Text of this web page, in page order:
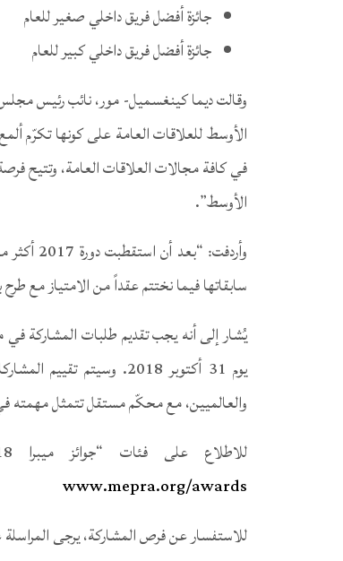
جائزة أفضل فريق داخلي صغير للعام
جائزة أفضل فريق داخلي كبير للعام
وقالت ديما كينغسميل- مور، نائب رئيس
الأوسط للعلاقات العامة على كونها تكرّم
في كافة مجالات العلاقات العامة، وتتيح
الأوسط”.
سابقاتها فيما نختتم عقداً من الامتياز مع
والعالميين، مع محكّم مستقل تتمثل مهمته
للاطلاع على فئات “جوائز ميبرا 2018” وقواعد وشروط المشاركة، يرجى زيارة الموقع الإلكتروني:
www.mepra.org/awards
للاستفسار عن فرص المشاركة، يرجى المراسلة